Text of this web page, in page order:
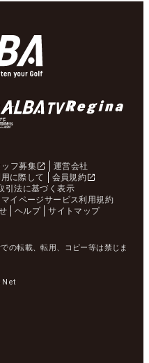
ッフ募集
運営会社
に際して
会員規約
引法に基づく表示
マイページサービス利用規約
ヘルプ サイトマップ
の転載、転用、コピー等は禁じま
Net